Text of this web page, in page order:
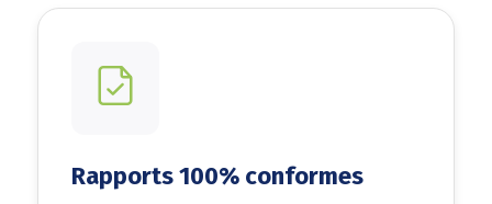
Rapports 100% conformes